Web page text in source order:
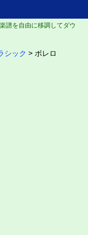
譜を自由に移調してダウ
シック > ボレロ